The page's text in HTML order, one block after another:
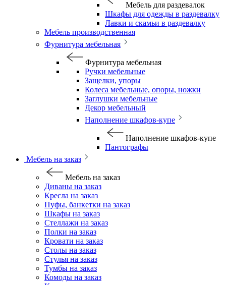
Мебель для раздевалок
Шкафы для одежды в раздевалку
Лавки и скамьи в раздевалку
Мебель производственная
Фурнитура мебельная
Фурнитура мебельная
Ручки мебельные
Защелки, упоры
Колеса мебельные, опоры, ножки
Заглушки мебельные
Декор мебельный
Наполнение шкафов-купе
Наполнение шкафов-купе
Пантографы
Мебель на заказ
Мебель на заказ
Диваны на заказ
Кресла на заказ
Пуфы, банкетки на заказ
Шкафы на заказ
Стеллажи на заказ
Полки на заказ
Кровати на заказ
Столы на заказ
Стулья на заказ
Тумбы на заказ
Комоды на заказ